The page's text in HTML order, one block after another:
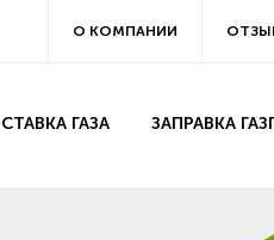
О КОМПАНИИ
ГАЗА ЗАПРАВКА